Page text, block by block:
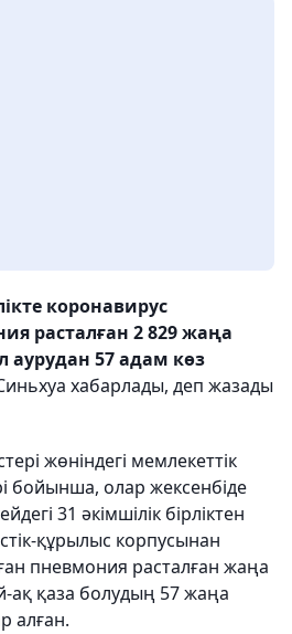
коронавирус
расталған 2 829 жаңа
аурудан 57 адам көз
хабарлады, деп жазады
жөніндегі мемлекеттік
бойынша, олар жексенбіде
31 әкімшілік бірліктен
құрылыс корпусынан
пневмония расталған жаңа
ақ қаза болудың 57 жаңа
алған.